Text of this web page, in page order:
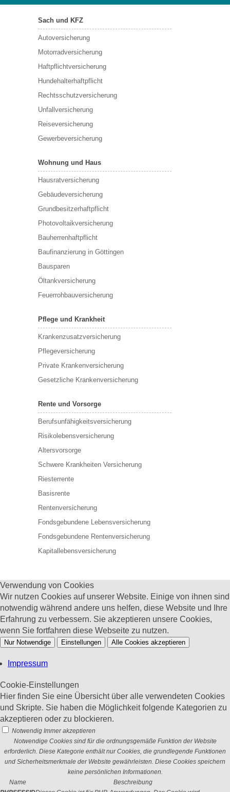
Sach und KFZ
Autoversicherung
Motorradversicherung
Haftpflichtversicherung
Hundehalterhaftpflicht
Rechtsschutzversicherung
Unfallversicherung
Reiseversicherung
Gewerbeversicherung
Wohnung und Haus
Hausratversicherung
Gebäudeversicherung
Grundbesitzerhaftpflicht
Photovoltaikversicherung
Bauherrenhaftpflicht
Baufinanzierung in Göttingen
Bausparen
Öltankversicherung
Feuerrohbauversicherung
Pflege und Krankheit
Krankenzusatzversicherung
Pflegeversicherung
Private Krankenversicherung
Gesetzliche Krankenversicherung
Rente und Vorsorge
Berufs­unfähigkeitsversicherung
Risikolebensversicherung
Altersvorsorge
Schwere Krankheiten Versicherung
Riesterrente
Basisrente
Rentenversicherung
Fondsgebundene Lebensversicherung
Fondsgebundene Rentenversicherung
Kapitallebensversicherung
Verwendung von Cookies
Wir nutzen Cookies auf unserer Website. Einige von ihnen sind
notwendig während andere uns helfen, diese Website und Ihre
Erfahrung zu verbessern. Sie akzeptieren unsere Cookies,
wenn Sie fortfahren diese Webseite zu nutzen.
Nur Notwendige Einstellungen Alle Cookies akzeptieren
Impressum
Cookie-Einstellungen
Hier finden Sie eine Übersicht über alle verwendeten Cookies
und Skripte. Sie haben die Möglichkeit folgende Kategorien zu
akzeptieren oder zu blockieren.
Notwendig Immer akzeptieren
Notwendige Cookies sind für die ordnungsgemäße Funktion der Website
erforderlich. Diese Kategorie enthält nur Cookies, die grundlegende Funktionen
und Sicherheitsmerkmale der Website gewährleisten. Diese Cookies speichern
keine persönlichen Informationen.
Name
Beschreibung